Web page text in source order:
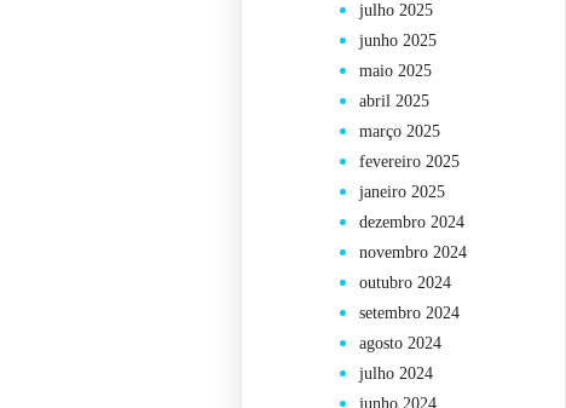
julho 2025
junho 2025
maio 2025
abril 2025
março 2025
fevereiro 2025
janeiro 2025
dezembro 2024
novembro 2024
outubro 2024
setembro 2024
agosto 2024
julho 2024
junho 2024